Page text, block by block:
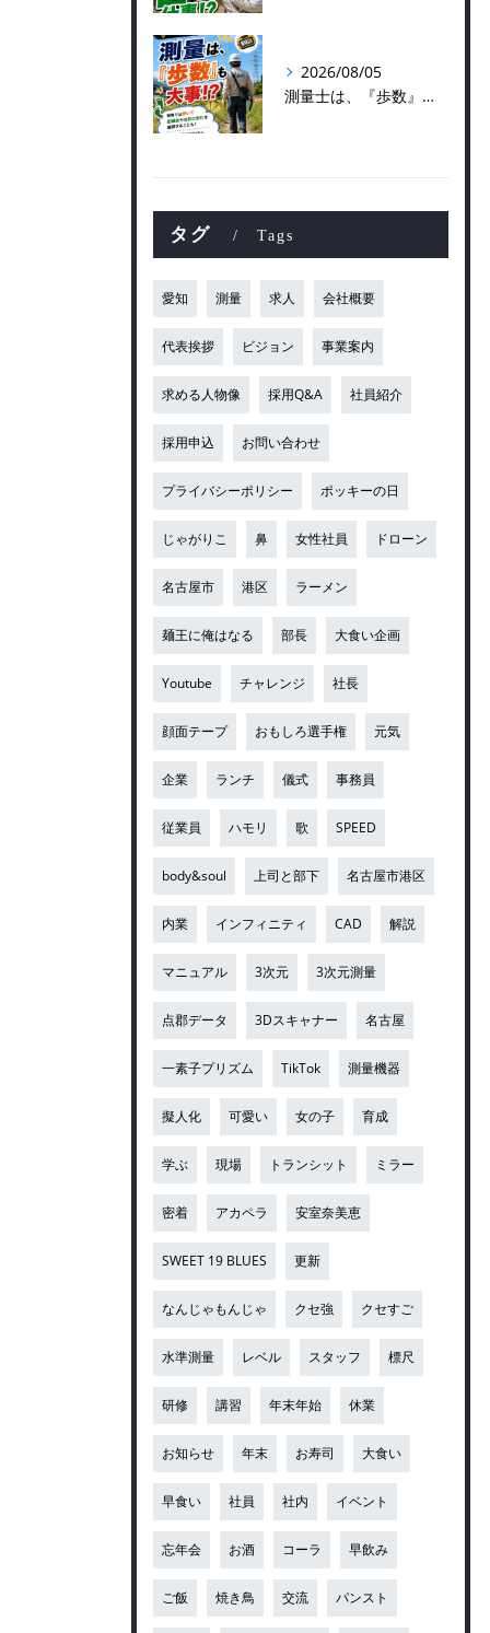
2026/08/05
測量士は、『歩数』も大事！？
タグ Tags
愛知 測量 求人 会社概要
代表挨拶 ビジョン 事業案内
求める人物像 採用Q&A 社員紹介
採用申込 お問い合わせ
プライバシーポリシー ポッキーの日
じゃがりこ 鼻 女性社員 ドローン
名古屋市 港区 ラーメン
麺王に俺はなる 部長 大食い企画
Youtube チャレンジ 社長
顔面テープ おもしろ選手権 元気
企業 ランチ 儀式 事務員
従業員 ハモリ 歌 SPEED
body&soul 上司と部下 名古屋市港区
内業 インフィニティ CAD 解説
マニュアル 3次元 3次元測量
点郡データ 3Dスキャナー 名古屋
一素子プリズム TikTok 測量機器
擬人化 可愛い 女の子 育成
学ぶ 現場 トランシット ミラー
密着 アカペラ 安室奈美恵
SWEET 19 BLUES 更新
なんじゃもんじゃ クセ強 クセすご
水準測量 レベル スタッフ 標尺
研修 講習 年末年始 休業
お知らせ 年末 お寿司 大食い
早食い 社員 社内 イベント
忘年会 お酒 コーラ 早飲み
ご飯 焼き鳥 交流 パンスト